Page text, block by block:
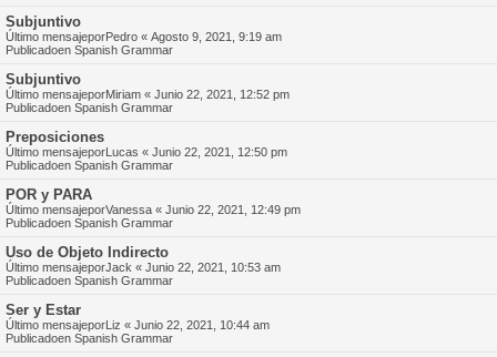
Subjuntivo
Último mensajeporPedro « Agosto 9, 2021, 9:19 am
Publicadoen Spanish Grammar
Subjuntivo
Último mensajeporMiriam « Junio 22, 2021, 12:52 pm
Publicadoen Spanish Grammar
Preposiciones
Último mensajeporLucas « Junio 22, 2021, 12:50 pm
Publicadoen Spanish Grammar
POR y PARA
Último mensajeporVanessa « Junio 22, 2021, 12:49 pm
Publicadoen Spanish Grammar
Uso de Objeto Indirecto
Último mensajeporJack « Junio 22, 2021, 10:53 am
Publicadoen Spanish Grammar
Ser y Estar
Último mensajeporLiz « Junio 22, 2021, 10:44 am
Publicadoen Spanish Grammar